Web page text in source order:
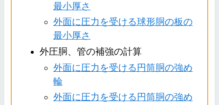
最小厚さ
外面に圧力を受ける球形胴の板の
最小厚さ
外圧胴、管の補強の計算
外面に圧力を受ける円筒胴の強め
輪
外面に圧力を受ける円筒胴の強め